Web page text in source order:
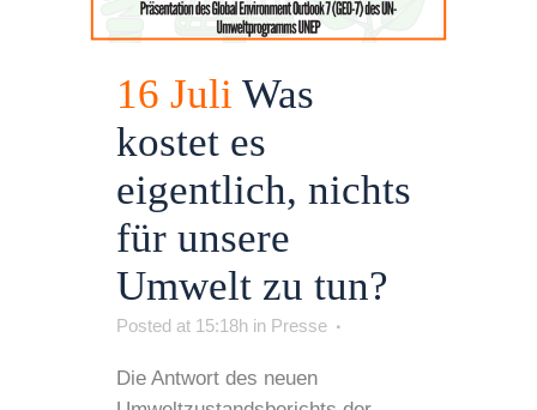
16 Juli Was
kostet es
eigentlich, nichts
für unsere
Umwelt zu tun?
Posted at 15:18h in Presse
Die Antwort des neuen